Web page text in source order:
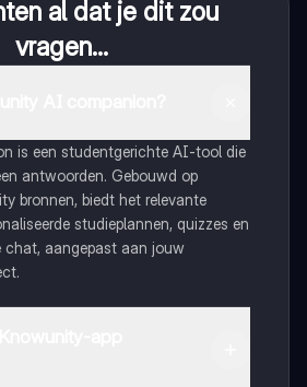
al dat je dit zou
vragen...
is een studentgerichte AI-tool die
antwoorden. Gebouwd op
bronnen, biedt het relevante
studieplannen, quizzes en
chat, aangepast aan jouw